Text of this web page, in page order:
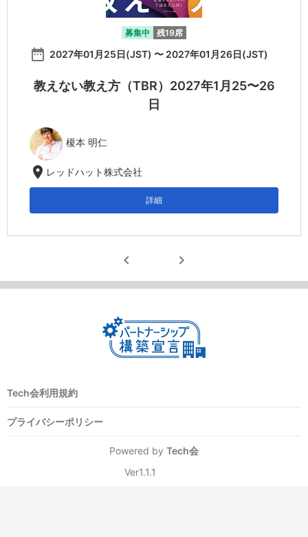
募集中 残19席
date_range 2027年01月25日(JST) 〜 2027年01月26日(JST)
教えない教え方（TBR）2027年1月25〜26
日
榎本 明仁
location_on レッドハット株式会社
詳細
chevron_left chevron_right
Tech会利用規約
プライバシーポリシー
Powered by Tech会
Ver1.1.1